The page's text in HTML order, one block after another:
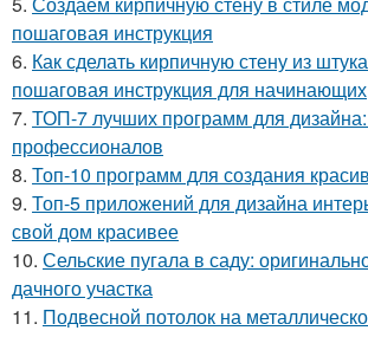
пошаговая инструкция
6. Как сделать кирпичную стену из
пошаговая инструкция для начинающих
7. ТОП-7 лучших программ для
профессионалов
8. Топ-10 программ для создания
9. Топ-5 приложений для дизайна
свой дом красивее
10. Сельские пугала в саду:
дачного участка
11. Подвесной потолок на